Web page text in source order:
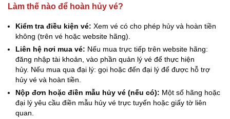
Làm thế nào để hoàn hủy vé?
Kiểm tra điều kiện vé: Xem vé có cho phép hủy và hoàn tiền
không (trên vé hoặc website hãng).
Liên hệ nơi mua vé: Nếu mua trực tiếp trên website hãng:
đăng nhập tài khoản, vào phần quản lý vé để thực hiện
hủy. Nếu mua qua đại lý: gọi hoặc đến đại lý để được hỗ trợ
hủy vé và hoàn tiền.
Nộp đơn hoặc điền mẫu hủy vé (nếu có): Một số hãng hoặc
đại lý yêu cầu điền mẫu hủy vé trực tuyến hoặc giấy tờ liên
quan.